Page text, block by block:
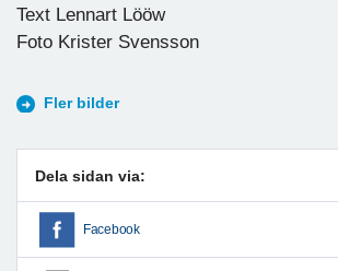
Text Lennart Lööw
Foto Krister Svensson
Fler bilder
Dela sidan via:
Facebook